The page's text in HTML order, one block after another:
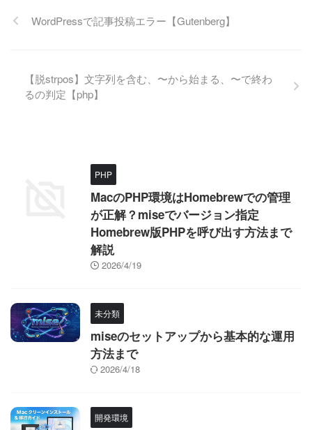
WordPressで記事投稿エラー【Gutenberg】
【脱strpos】文字列を含む、〜から始まる、〜で終わ
るの判定【php】
PHP
MacのPHP環境はHomebrewでの管理
が正解？miseでバージョン指定
Homebrew版PHPを呼び出す方法まで
解説
2026/4/19
未分類
miseのセットアップから基本的な運用
方法まで
2026/4/18
開発環境